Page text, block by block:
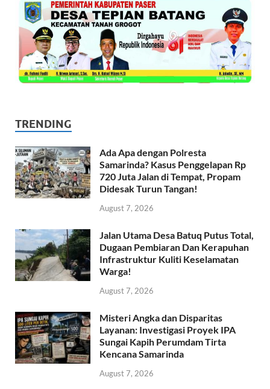
TRENDING
Ada Apa dengan Polresta
Samarinda? Kasus Penggelapan Rp
720 Juta Jalan di Tempat, Propam
Didesak Turun Tangan!
August 7, 2026
Jalan Utama Desa Batuq Putus Total,
Dugaan Pembiaran Dan Kerapuhan
Infrastruktur Kuliti Keselamatan
Warga!
August 7, 2026
Misteri Angka dan Disparitas
Layanan: Investigasi Proyek IPA
Sungai Kapih Perumdam Tirta
Kencana Samarinda
August 7, 2026